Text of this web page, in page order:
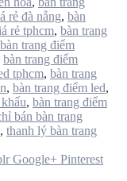
rẻ đà nẵng, bàn
rẻ tphcm, bàn trang
bàn trang điểm
bàn trang điểm
tphcm, bàn trang
, bàn trang điểm led,
, bàn trang điểm
bán bàn trang
, thanh lý bàn trang
Google+ Pinterest